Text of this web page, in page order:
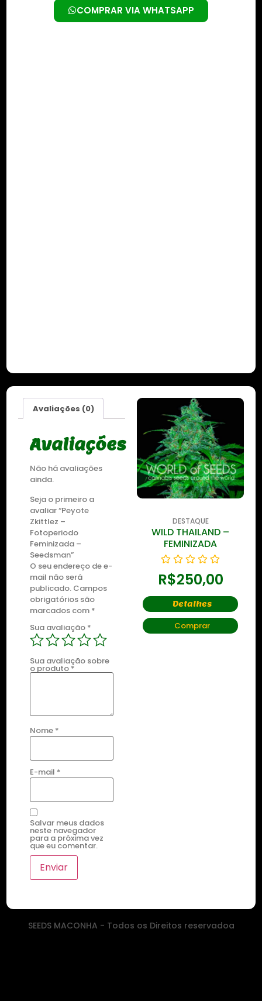
COMPRAR VIA WHATSAPP
Avaliações (0)
Avaliações
Não há avaliações
ainda.
Seja o primeiro a
avaliar “Peyote
Zkittlez –
Fotoperiodo
Feminizada –
Seedsman”
O seu endereço de e-
mail não será
publicado. Campos
obrigatórios são
marcados com *
Sua avaliação *
Sua avaliação sobre
o produto *
Nome *
E-mail *
Salvar meus dados
neste navegador
para a próxima vez
que eu comentar.
DESTAQUE
WILD THAILAND
RYDER
R$250,00
Detalhes
Comprar
DESTAQUE
WILD THAILAND –
FEMINIZADA
R$250,00
Detalhes
Comprar
SEEDS MACONHA - Todos os Direitos reservadoa